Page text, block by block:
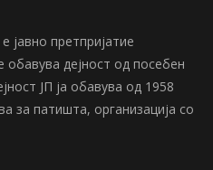
јавно претпријатие
обавува дејност од посебен
ЈП ја обавува од 1958
за патишта, организација со